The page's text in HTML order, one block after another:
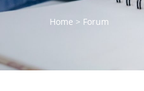
Home > Forum